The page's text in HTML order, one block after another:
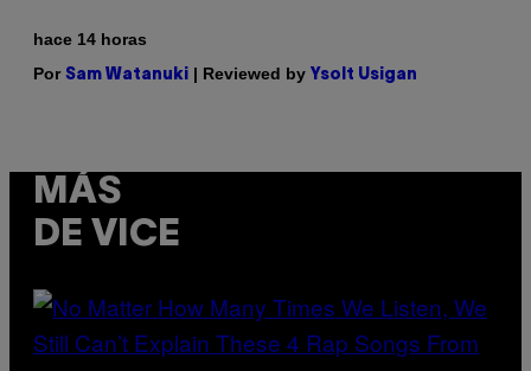
hace 14 horas
Por Sam Watanuki | Reviewed by Ysolt Usigan
MÁS
DE VICE